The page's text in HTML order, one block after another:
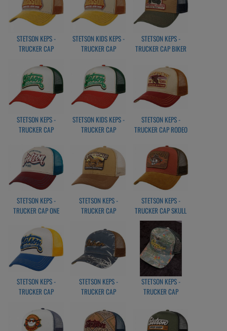
STETSON KEPS -
TRUCKER CAP
STETSON KIDS KEPS -
TRUCKER CAP
STETSON KEPS -
TRUCKER CAP BIKER
STETSON KEPS -
TRUCKER CAP
STETSON KIDS KEPS -
TRUCKER CAP
STETSON KEPS -
TRUCKER CAP RODEO
STETSON KEPS -
TRUCKER CAP ONE
STETSON KEPS -
TRUCKER CAP
STETSON KEPS -
TRUCKER CAP SKULL
STETSON KEPS -
TRUCKER CAP
STETSON KEPS -
TRUCKER CAP
PRINT BLUE/BROWN
STETSON KEPS -
TRUCKER CAP
PRINT BLUE